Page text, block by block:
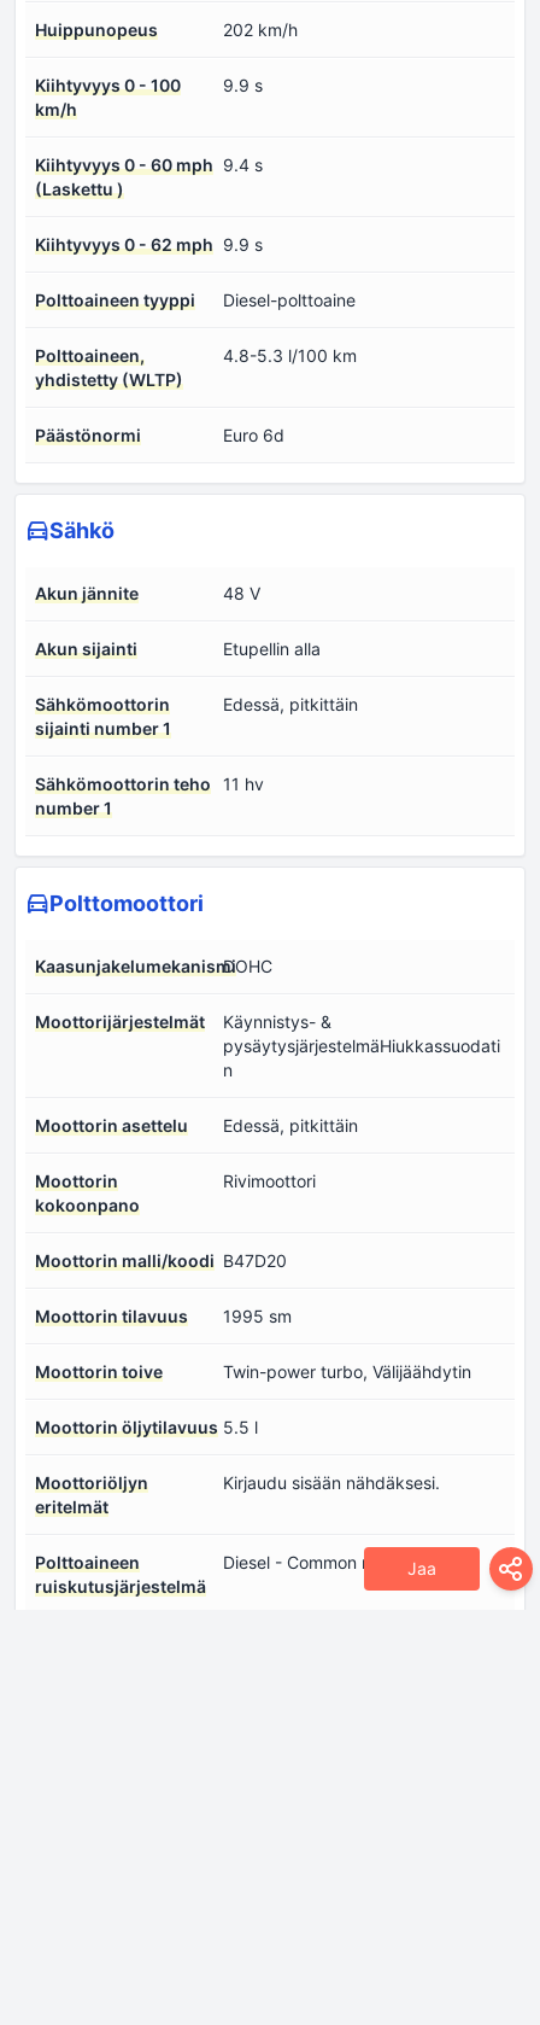
Jaa
Huippunopeus 202 km/h
Kiihtyvyys 0 - 100
km/h
9.9 s
Kiihtyvyys 0 - 60 mph
(Laskettu )
9.4 s
Kiihtyvyys 0 - 62 mph 9.9 s
Polttoaineen tyyppi Diesel-polttoaine
Polttoaineen,
yhdistetty (WLTP)
4.8-5.3 l/100 km
Päästönormi Euro 6d
Sähkö
Akun jännite 48 V
Akun sijainti Etupellin alla
Sähkömoottorin
sijainti number 1
Edessä, pitkittäin
Sähkömoottorin teho
number 1
11 hv
Polttomoottori
KaasunjakelumekanismiDOHC
Moottorijärjestelmät
Käynnistys- &
pysäytysjärjestelmäHiukkassuodati
n
Moottorin asettelu Edessä, pitkittäin
Moottorin
kokoonpano
Rivimoottori
Moottorin malli/koodi B47D20
Moottorin tilavuus 1995 sm
Moottorin toive Twin-power turbo, Välijäähdytin
Moottorin öljytilavuus 5.5 l
Moottoriöljyn
eritelmät
Kirjaudu sisään nähdäksesi.
Polttoaineen
ruiskutusjärjestelmä
Diesel - Common rail